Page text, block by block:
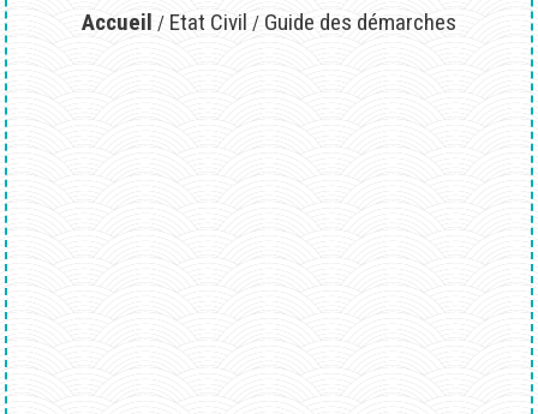
Accueil / Etat Civil / Guide des démarches